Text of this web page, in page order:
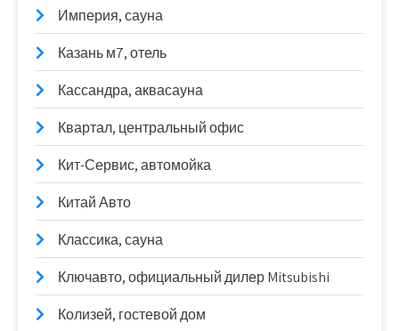
Империя, сауна
Казань м7, отель
Кассандра, аквасауна
Квартал, центральный офис
Кит-Сервис, автомойка
Китай Авто
Классика, сауна
Ключавто, официальный дилер Mitsubishi
Колизей, гостевой дом